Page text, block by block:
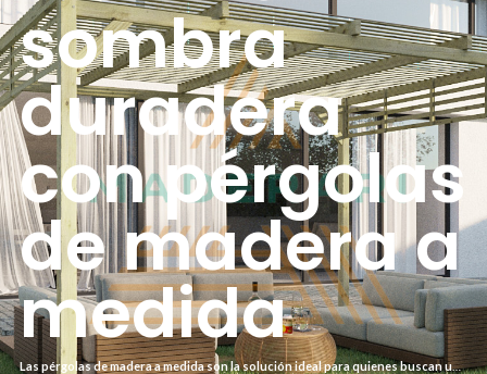
sombra
duradera
con pérgolas
de madera a
medida
Las pérgolas de madera a medida son la solución ideal para quienes buscan un